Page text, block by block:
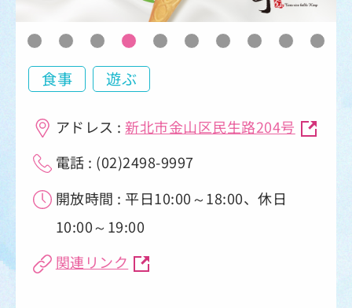
食事 遊ぶ
アドレス :新北市金山区民生路204号
電話 : (02)2498-9997
開放時間 : 平日10:00～18:00、休日
10:00～19:00
関連リンク